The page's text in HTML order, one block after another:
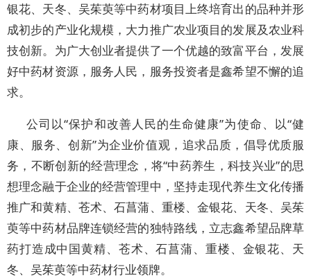
银花、天冬、吴茱萸等中药材项目上终培育出的品种并形
成初步的产业化规模，大力推广农业项目的发展及农业科
技创新。为广大创业者提供了一个优越的致富平台，发展
好中药材资源，服务人民，服务投资者是鑫希望不懈的追
求。
公司以“保护和改善人民的生命健康”为使命、以“健
康、服务、创新”为企业价值观，追求品质，倡导优质服
务，不断创新的经营理念，将“中药养生，科技兴业”的思
想理念融于企业的经营管理中，坚持走现代养生文化传播
推广和黄精、苍术、石菖蒲、重楼、金银花、天冬、吴茱
萸等中药材品牌连锁经营的独特路线，立志鑫希望品牌草
药打造成中国黄精、苍术、石菖蒲、重楼、金银花、天
冬、吴茱萸等中药材行业领牌。